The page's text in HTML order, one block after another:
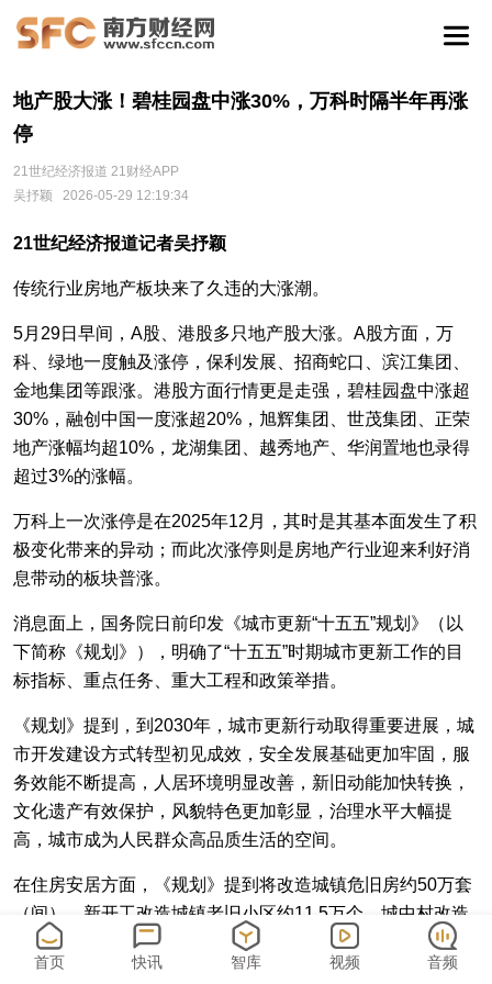
地产股大涨！碧桂园盘中涨30%，万科时隔半年再涨
停
21世纪经济报道 21财经APP
吴抒颖
2026-05-29 12:19:34
21世纪经济报道记者吴抒颖
传统行业房地产板块来了久违的大涨潮。
5月29日早间，A股、港股多只地产股大涨。A股方面，万
科、绿地一度触及涨停，保利发展、招商蛇口、滨江集团、
金地集团等跟涨。港股方面行情更是走强，碧桂园盘中涨超
30%，融创中国一度涨超20%，旭辉集团、世茂集团、正荣
地产涨幅均超10%，龙湖集团、越秀地产、华润置地也录得
超过3%的涨幅。
万科上一次涨停是在2025年12月，其时是其基本面发生了积
极变化带来的异动；而此次涨停则是房地产行业迎来利好消
息带动的板块普涨。
消息面上，国务院日前印发《城市更新“十五五”规划》（以
下简称《规划》），明确了“十五五”时期城市更新工作的目
标指标、重点任务、重大工程和政策举措。
《规划》提到，到2030年，城市更新行动取得重要进展，城
市开发建设方式转型初见成效，安全发展基础更加牢固，服
务效能不断提高，人居环境明显改善，新旧动能加快转换，
文化遗产有效保护，风貌特色更加彰显，治理水平大幅提
高，城市成为人民群众高品质生活的空间。
在住房安居方面，《规划》提到将改造城镇危旧房约50万套
（间），新开工改造城镇老旧小区约11.5万个，城中村改造
约4000个。公共空间方面，将改造提升老旧街区厂区约1500
个，新建及改扩建体育场地面积12.8万公顷，改造提升城市
首页 快讯 智库 视频 音频